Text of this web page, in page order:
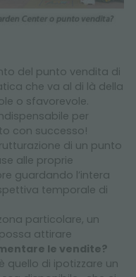
del punto vendita di
che va al di là della
o sfavorevole.
per
con successo!
di un punto
alle proprie
guardando l’intera
temporale di
particolare, un
attirare
le vendite?
quello di ipotizzare un